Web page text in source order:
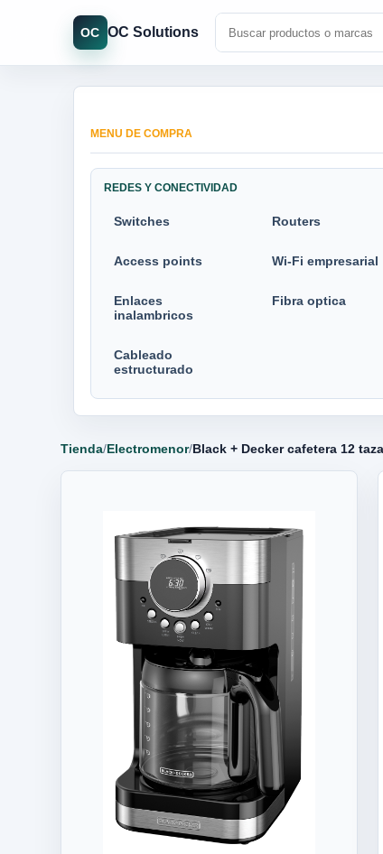
OC OC Solutions
MENU DE COMPRA
REDES Y CONECTIVIDAD
Switches Routers
Access points Wi-Fi empresarial
Enlaces
inalambricos
Fibra optica
Cableado
estructurado
Tienda/Electromenor/Black + Decker cafetera 12